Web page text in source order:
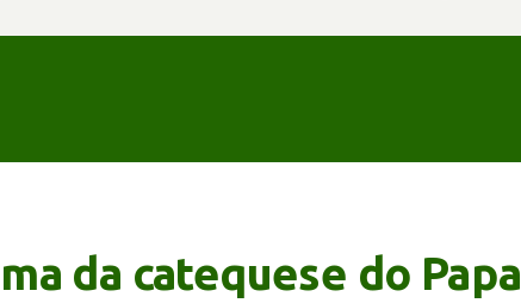
da catequese do Papa